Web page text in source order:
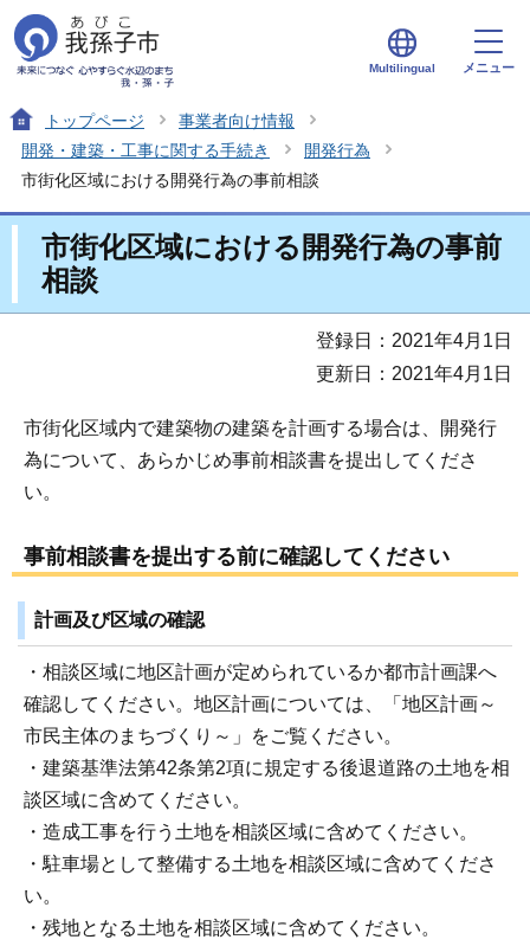
Multilingual メニュー
トップページ
事業者向け情報
開発・建築・工事に関する手続き
開発行為
市街化区域における開発行為の事前相談
市街化区域における開発行為の事前
相談
登録日：2021年4月1日
更新日：2021年4月1日
市街化区域内で建築物の建築を計画する場合は、開発行
為について、あらかじめ事前相談書を提出してくださ
い。
事前相談書を提出する前に確認してください
計画及び区域の確認
・相談区域に地区計画が定められているか都市計画課へ
確認してください。地区計画については、「地区計画～
市民主体のまちづくり～」をご覧ください。
・建築基準法第42条第2項に規定する後退道路の土地を相
談区域に含めてください。
・造成工事を行う土地を相談区域に含めてください。
・駐車場として整備する土地を相談区域に含めてくださ
い。
・残地となる土地を相談区域に含めてください。